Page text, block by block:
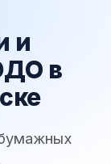
и
в